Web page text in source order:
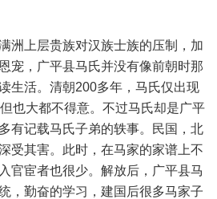
上层贵族对汉族士族的压制，加
宠，广平县马氏并没有像前朝时那
生活。清朝200多年，马氏仅出现
也大都不得意。不过马氏却是广平
有记载马氏子弟的轶事。民国，北
受其害。此时，在马家的家谱上不
官宦者也很少。解放后，广平县马
，勤奋的学习，建国后很多马家子